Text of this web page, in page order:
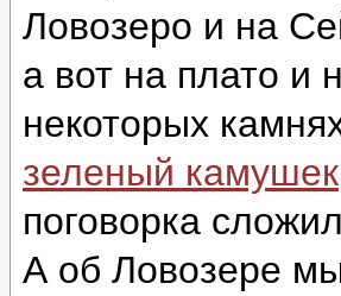
Ловозеро и на
а вот на плато и
некоторых
зеленый камушек
поговорка
А об Ловозере